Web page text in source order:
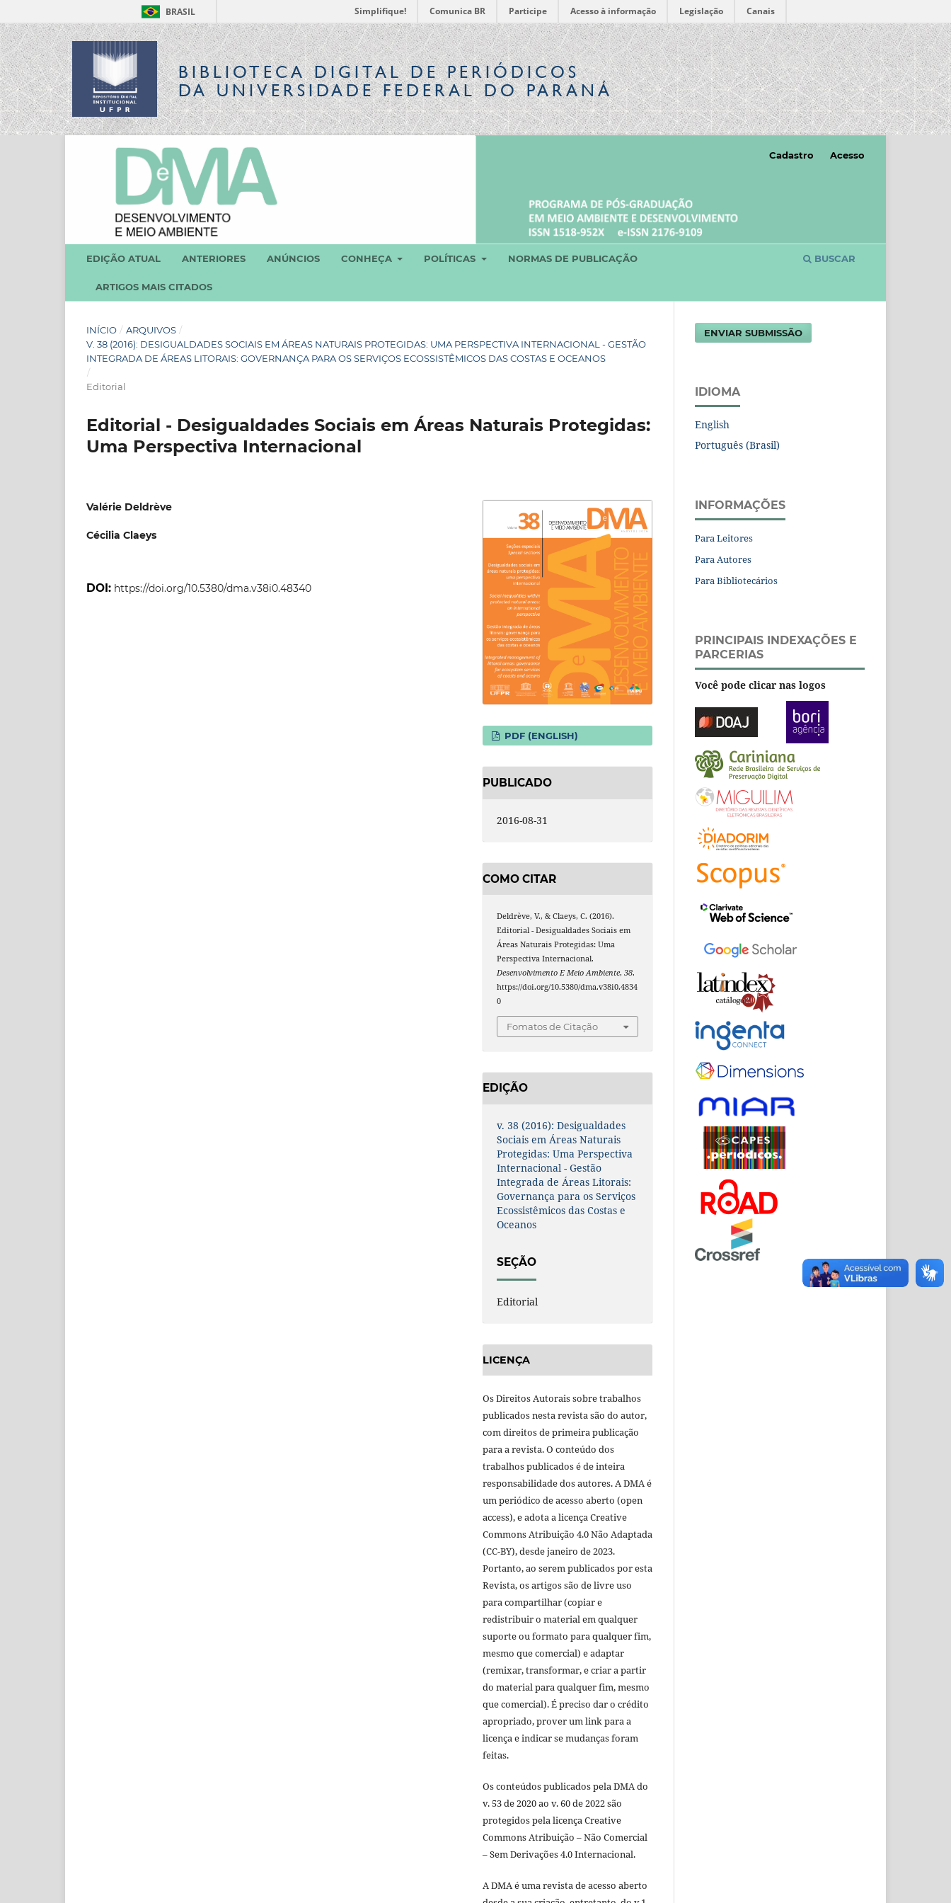
BRASIL Simplifique! Comunica BR Participe Acesso à informação Legislação Canais
BIBLIOTECA DIGITALDE PERIÓDICOS
DA UNIVERSIDADE FEDERAL DO PARANÁ
EDIÇÃO ATUAL ANTERIORES ANÚNCIOS CONHEÇA POLÍTICAS NORMAS DE PUBLICAÇÃO
ARTIGOS MAIS CITADOS
BUSCAR
Cadastro Acesso
INÍCIO / ARQUIVOS /
V. 38 (2016): DESIGUALDADES SOCIAIS EM ÁREAS NATURAIS PROTEGIDAS: UMA PERSPECTIVA INTERNACIONAL - GESTÃO
INTEGRADA DE ÁREAS LITORAIS: GOVERNANÇA PARA OS SERVIÇOS ECOSSISTÊMICOS DAS COSTAS E OCEANOS
/
Editorial
Editorial - Desigualdades Sociais em Áreas Naturais Protegidas:
Uma Perspectiva Internacional
Valérie Deldrève
Cécilia Claeys
DOI: https://doi.org/10.5380/dma.v38i0.48340
PDF (ENGLISH)
PUBLICADO
2016-08-31
COMO CITAR
Deldrève, V., & Claeys, C. (2016).
Editorial - Desigualdades Sociais em
Áreas Naturais Protegidas: Uma
Perspectiva Internacional.
Desenvolvimento E Meio Ambiente,38.
https://doi.org/10.5380/dma.v38i0.4834
0
Fomatos de Citação
EDIÇÃO
v. 38 (2016): Desigualdades
Sociais em Áreas Naturais
Protegidas: Uma Perspectiva
Internacional - Gestão
Integrada de Áreas Litorais:
Governança para os Serviços
Ecossistêmicos das Costas e
Oceanos
SEÇÃO
Editorial
LICENÇA
Os Direitos Autorais sobre trabalhos
publicados nesta revista são do autor,
com direitos de primeira publicação
para a revista. O conteúdo dos
trabalhos publicados é de inteira
responsabilidade dos autores. A DMA é
um periódico de acesso aberto (open
access), e adota a licença Creative
Commons Atribuição 4.0 Não Adaptada
(CC-BY), desde janeiro de 2023.
Portanto, ao serem publicados por esta
Revista, os artigos são de livre uso
para compartilhar (copiar e
redistribuir o material em qualquer
suporte ou formato para qualquer fim,
mesmo que comercial) e adaptar
(remixar, transformar, e criar a partir
do material para qualquer fim, mesmo
que comercial). É preciso dar o crédito
apropriado, prover um link para a
licença e indicar se mudanças foram
feitas.
Os conteúdos publicados pela DMA do
v. 53 de 2020 ao v. 60 de 2022 são
protegidos pela licença Creative
Commons Atribuição – Não Comercial
– Sem Derivações 4.0 Internacional.
A DMA é uma revista de acesso aberto
ENVIAR SUBMISSÃO
IDIOMA
English
Português (Brasil)
INFORMAÇÕES
Para Leitores
Para Autores
Para Bibliotecários
PRINCIPAIS INDEXAÇÕES E
PARCERIAS
Você pode clicar nas logos